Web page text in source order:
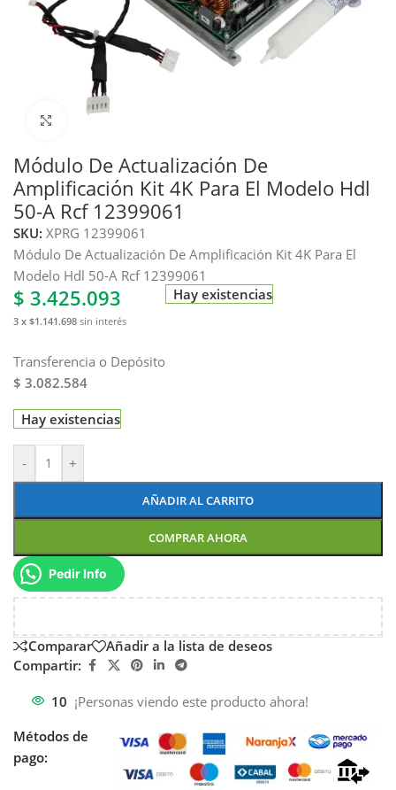
Haga clic para ampliar
Módulo De Actualización De
Amplificación Kit 4K Para El Modelo Hdl
50-A Rcf 12399061
SKU: XPRG 12399061
Módulo De Actualización De Amplificación Kit 4K Para El
Modelo Hdl 50-A Rcf 12399061
$ 3.425.093
3 x $1.141.698 sin interés
Transferencia o Depósito
$ 3.082.584
Hay existencias
Hay existencias
- +
AÑADIR AL CARRITO
COMPRAR AHORA
Pedir Info
Comparar
Añadir a la lista de deseos
Compartir:
10 ¡Personas viendo este producto ahora!
Métodos de
pago: